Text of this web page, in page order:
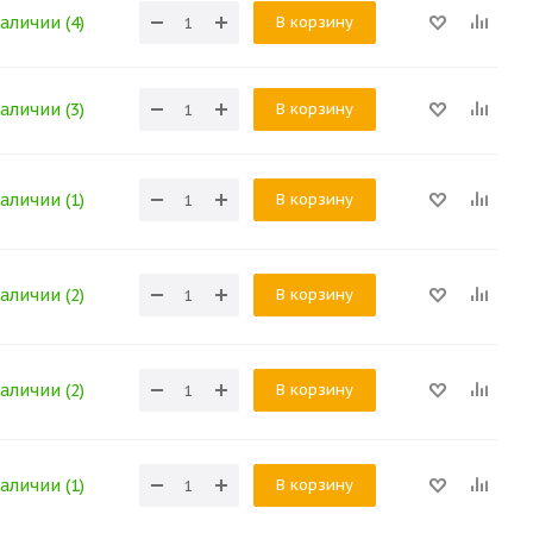
(4) В корзину
(3) В корзину
(1) В корзину
(2) В корзину
(2) В корзину
(1) В корзину